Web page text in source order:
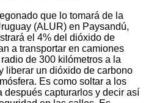
que lo tomará de la
(ALUR) en Paysandú,
el 4% del dióxido de
a transportar en camiones
de 300 kilómetros a la
liberar un dióxido de carbono
Es como soltar a los
después capturarlos y decir así